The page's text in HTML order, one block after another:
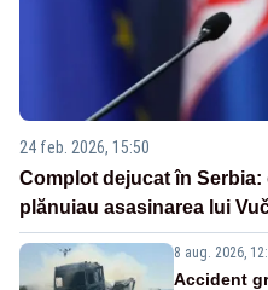
24 feb. 2026, 15:50
Complot dejucat în
plănuiau asasinarea lui
8 aug. 2026,
Accident